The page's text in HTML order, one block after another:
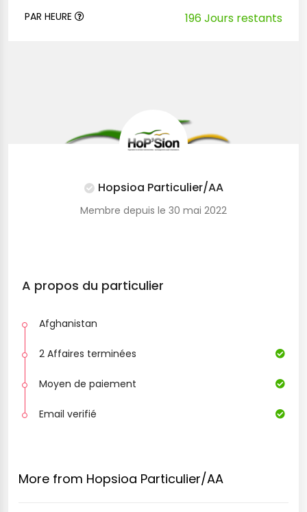
PAR HEURE 196 Jours restants
Hopsioa Particulier/AA
Membre depuis le 30 mai 2022
A propos du particulier
Afghanistan
2 Affaires terminées
Moyen de paiement
Email verifié
More from Hopsioa Particulier/AA